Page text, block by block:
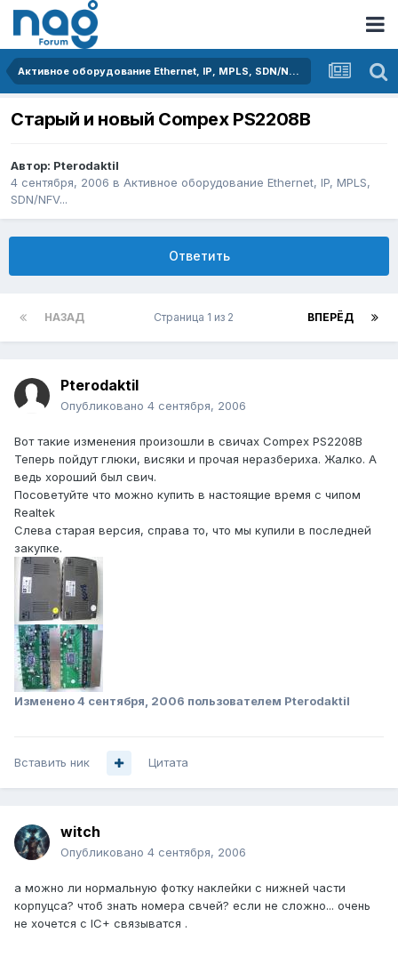
Активное оборудование Ethernet, IP, MPLS, SDN/NFV...
Старый и новый Compex PS2208B
Автор: Pterodaktil
4 сентября, 2006 в Активное оборудование Ethernet, IP, MPLS,
SDN/NFV...
Ответить
НАЗАД ВПЕРЁД
Страница 1 из 2
Pterodaktil
Опубликовано 4 сентября, 2006
Вот такие изменения произошли в свичах Compex PS2208B
Теперь пойдут глюки, висяки и прочая неразбериха. Жалко. А
ведь хороший был свич.
Посоветуйте что можно купить в настоящие время с чипом
Realtek
Слева старая версия, справа то, что мы купили в последней
закупке.
Изменено4 сентября, 2006 пользователем Pterodaktil
Вставить ник Цитата
witch
Опубликовано 4 сентября, 2006
а можно ли нормальную фотку наклейки с нижней части
корпуцса? чтоб знать номера свчей? если не сложно... очень
не хочется с IC+ связыватся .